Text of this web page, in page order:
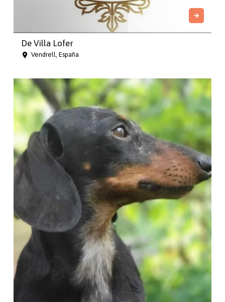
De Villa Lofer
Vendrell, España